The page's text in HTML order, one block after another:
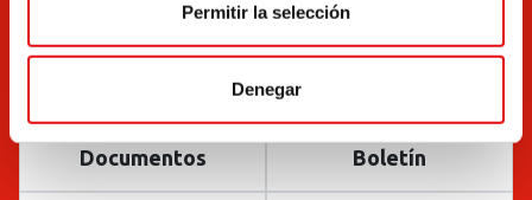
Permitir la selección
Denegar
Documentos Boletín